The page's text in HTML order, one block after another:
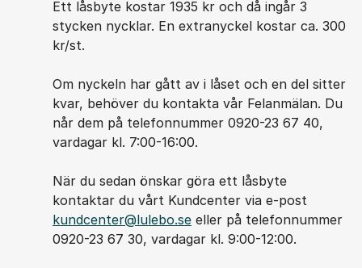
Ett låsbyte kostar 1935 kr och då ingår 3
stycken nycklar. En extranyckel kostar ca. 300
kr/st.
Om nyckeln har gått av i låset och en del sitter
kvar, behöver du kontakta vår Felanmälan. Du
når dem på telefonnummer 0920-23 67 40,
vardagar kl. 7:00-16:00.
När du sedan önskar göra ett låsbyte
kontaktar du vårt Kundcenter via e-post
kundcenter@lulebo.se eller på telefonnummer
0920-23 67 30, vardagar kl. 9:00-12:00.